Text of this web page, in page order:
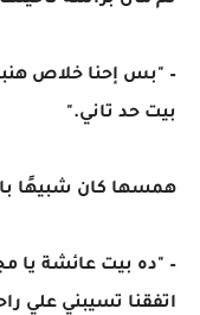
– "بس إحنا خلاص
بيت حد تاني."
همسها كان شبيهًا
– "ده بيت عائشة يا
اتفقنا تسيبني علي